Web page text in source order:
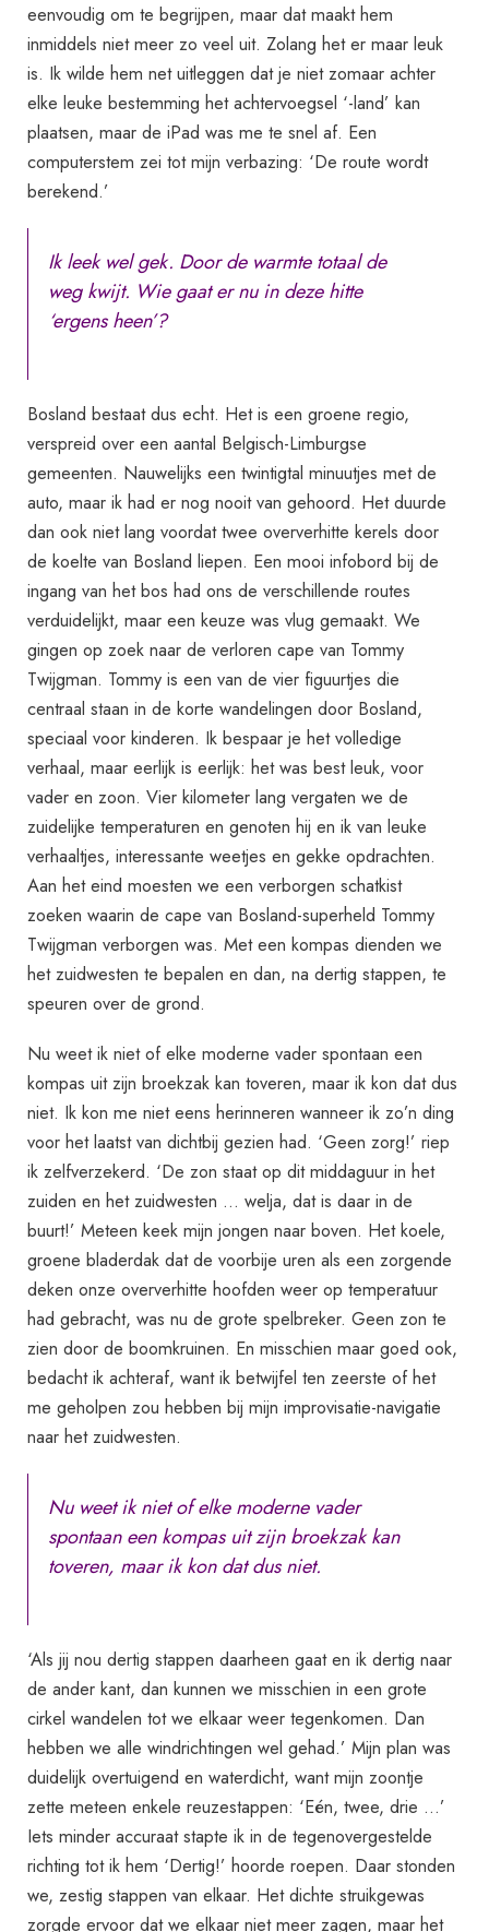
eenvoudig om te begrijpen, maar dat maakt hem
inmiddels niet meer zo veel uit. Zolang het er maar leuk
is. Ik wilde hem net uitleggen dat je niet zomaar achter
elke leuke bestemming het achtervoegsel ‘-land’ kan
plaatsen, maar de iPad was me te snel af. Een
computerstem zei tot mijn verbazing: ‘De route wordt
berekend.’
Ik leek wel gek. Door de warmte totaal de
weg kwijt. Wie gaat er nu in deze hitte
‘ergens heen’?
Bosland bestaat dus echt. Het is een groene regio,
verspreid over een aantal Belgisch-Limburgse
gemeenten. Nauwelijks een twintigtal minuutjes met de
auto, maar ik had er nog nooit van gehoord. Het duurde
dan ook niet lang voordat twee oververhitte kerels door
de koelte van Bosland liepen. Een mooi infobord bij de
ingang van het bos had ons de verschillende routes
verduidelijkt, maar een keuze was vlug gemaakt. We
gingen op zoek naar de verloren cape van Tommy
Twijgman. Tommy is een van de vier figuurtjes die
centraal staan in de korte wandelingen door Bosland,
speciaal voor kinderen. Ik bespaar je het volledige
verhaal, maar eerlijk is eerlijk: het was best leuk, voor
vader en zoon. Vier kilometer lang vergaten we de
zuidelijke temperaturen en genoten hij en ik van leuke
verhaaltjes, interessante weetjes en gekke opdrachten.
Aan het eind moesten we een verborgen schatkist
zoeken waarin de cape van Bosland-superheld Tommy
Twijgman verborgen was. Met een kompas dienden we
het zuidwesten te bepalen en dan, na dertig stappen, te
speuren over de grond.
Nu weet ik niet of elke moderne vader spontaan een
kompas uit zijn broekzak kan toveren, maar ik kon dat dus
niet. Ik kon me niet eens herinneren wanneer ik zo’n ding
voor het laatst van dichtbij gezien had. ‘Geen zorg!’ riep
ik zelfverzekerd. ‘De zon staat op dit middaguur in het
zuiden en het zuidwesten … welja, dat is daar in de
buurt!’ Meteen keek mijn jongen naar boven. Het koele,
groene bladerdak dat de voorbije uren als een zorgende
deken onze oververhitte hoofden weer op temperatuur
had gebracht, was nu de grote spelbreker. Geen zon te
zien door de boomkruinen. En misschien maar goed ook,
bedacht ik achteraf, want ik betwijfel ten zeerste of het
me geholpen zou hebben bij mijn improvisatie-navigatie
naar het zuidwesten.
Nu weet ik niet of elke moderne vader
spontaan een kompas uit zijn broekzak kan
toveren, maar ik kon dat dus niet.
‘Als jij nou dertig stappen daarheen gaat en ik dertig naar
de ander kant, dan kunnen we misschien in een grote
cirkel wandelen tot we elkaar weer tegenkomen. Dan
hebben we alle windrichtingen wel gehad.’ Mijn plan was
duidelijk overtuigend en waterdicht, want mijn zoontje
zette meteen enkele reuzestappen: ‘Eén, twee, drie …’
Iets minder accuraat stapte ik in de tegenovergestelde
richting tot ik hem ‘Dertig!’ hoorde roepen. Daar stonden
we, zestig stappen van elkaar. Het dichte struikgewas
zorgde ervoor dat we elkaar niet meer zagen, maar het